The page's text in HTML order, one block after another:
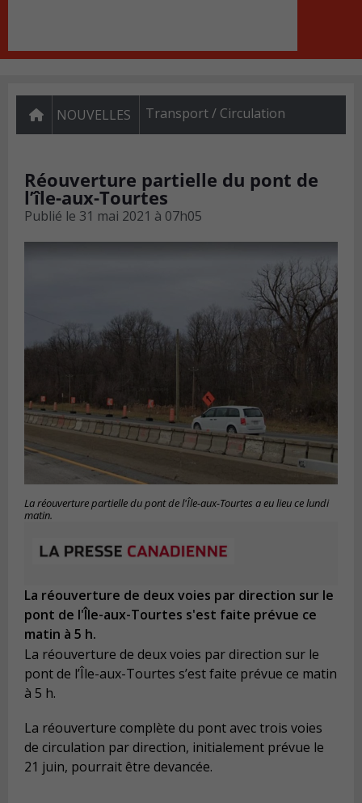
NOUVELLES Transport / Circulation
Réouverture partielle du pont de
l’île-aux-Tourtes
Publié le 31 mai 2021 à 07h05
La réouverture partielle du pont de l'Île-aux-Tourtes a eu lieu ce lundi
matin.
La réouverture de deux voies par direction sur le
pont de l'Île-aux-Tourtes s'est faite prévue ce
matin à 5 h.
La réouverture de deux voies par direction sur le
pont de l’Île-aux-Tourtes s’est faite prévue ce matin
à 5 h.
La réouverture complète du pont avec trois voies
de circulation par direction, initialement prévue le
21 juin, pourrait être devancée.